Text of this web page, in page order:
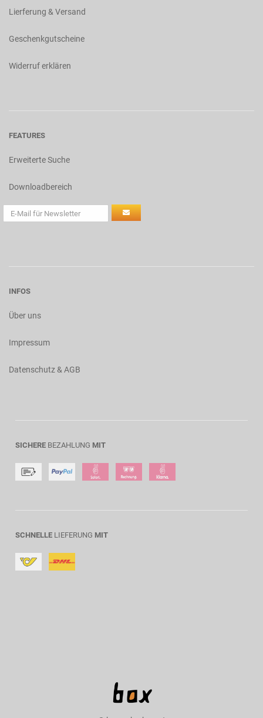
Lierferung & Versand
Geschenkgutscheine
Widerruf erklären
FEATURES
Erweiterte Suche
Downloadbereich
INFOS
Über uns
Impressum
Datenschutz & AGB
SICHERE BEZAHLUNG MIT
SCHNELLE LIEFERUNG MIT